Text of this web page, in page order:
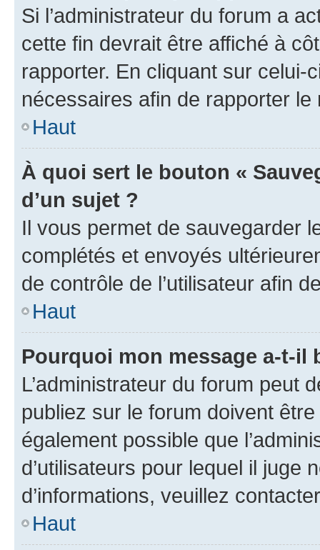
Si l’administrateur du forum a
cette fin devrait être affiché à
rapporter. En cliquant sur
nécessaires afin de rapporter le
Haut
À quoi sert le bouton «
d’un sujet ?
Il vous permet de sauvegarder
complétés et envoyés
de contrôle de l’utilisateur afin
Haut
Pourquoi mon message a-t-il
L’administrateur du forum peut
publiez sur le forum doivent
également possible que
d’utilisateurs pour lequel il juge
d’informations, veuillez
Haut